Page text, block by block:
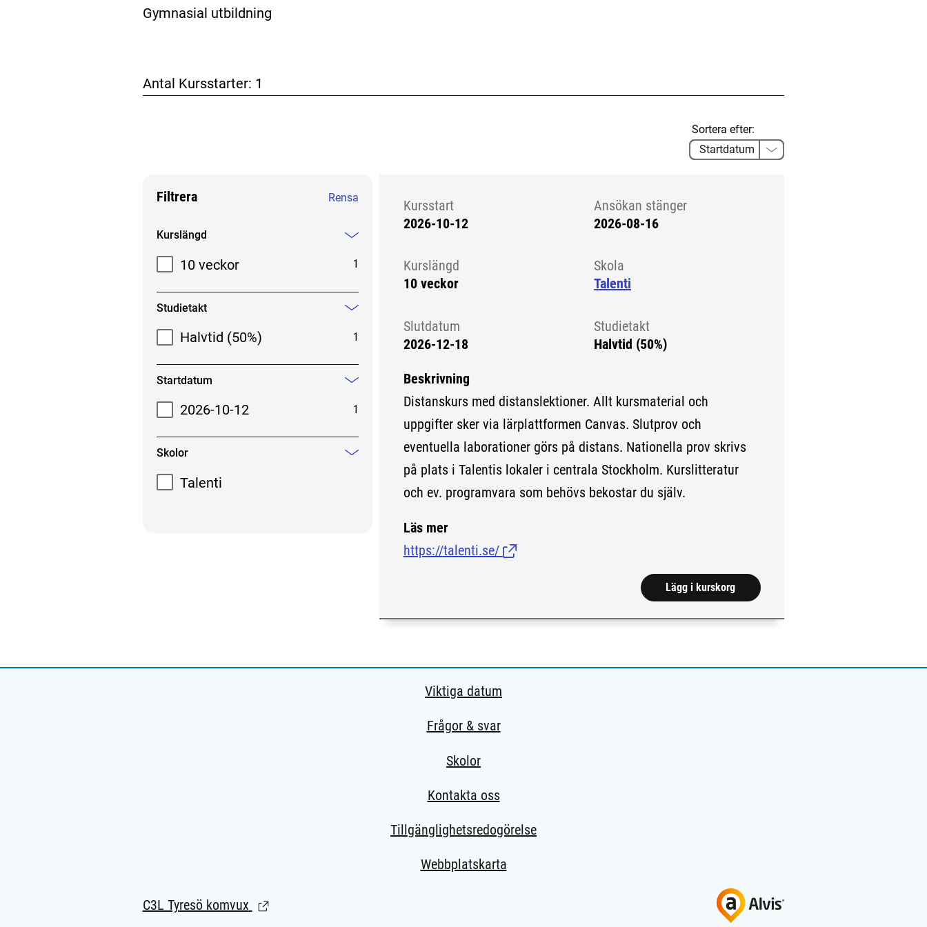
Gymnasial utbildning
Antal Kursstarter: 1
Sortera efter:
Filtrera Rensa
Filtrera sökresultat
Kurslängd
10 veckor
1
Studietakt
Mindre information
Halvtid (50%)
1
Startdatum
2026-10-12
1
Skolor
Mindre information
Talenti
Kursstart
2026-10-12
Ansökan stänger
2026-08-16
Kurslängd
10 veckor
Skola
Talenti
Slutdatum
2026-12-18
Studietakt
Halvtid (50%)
Beskrivning
Distanskurs med distanslektioner. Allt kursmaterial och
uppgifter sker via lärplattformen Canvas. Slutprov och
eventuella laborationer görs på distans. Nationella prov skrivs
på plats i Talentis lokaler i centrala Stockholm. Kurslitteratur
och ev. programvara som behövs bekostar du själv.
Läs mer
https://talenti.se/ (Länk till extern sida.)
Lägg i kurskorg
Viktiga datum
Frågor & svar
Skolor
Kontakta oss
Tillgänglighetsredogörelse
Webbplatskarta
C3L Tyresö komvux (Länk till extern sida.)